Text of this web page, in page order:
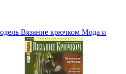
Вязание крючком Мода и